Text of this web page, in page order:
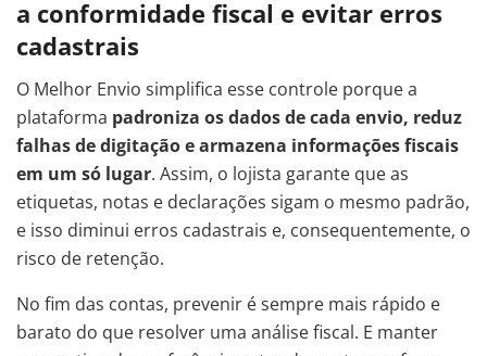
a conformidade fiscal e evitar erros
cadastrais
O Melhor Envio simplifica esse controle porque a
plataforma padroniza os dados de cada envio, reduz
falhas de digitação e armazena informações fiscais
em um só lugar. Assim, o lojista garante que as
etiquetas, notas e declarações sigam o mesmo padrão,
e isso diminui erros cadastrais e, consequentemente, o
risco de retenção.
No fim das contas, prevenir é sempre mais rápido e
barato do que resolver uma análise fiscal. E manter